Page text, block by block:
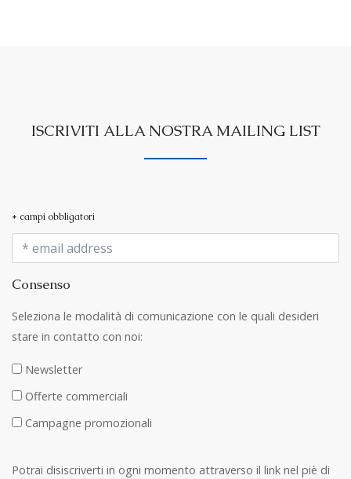
ISCRIVITI ALLA NOSTRA MAILING LIST
* campi obbligatori
Consenso
Seleziona le modalità di comunicazione con le quali desideri
stare in contatto con noi:
Newsletter
Offerte commerciali
Campagne promozionali
Potrai disiscriverti in ogni momento attraverso il link nel piè di